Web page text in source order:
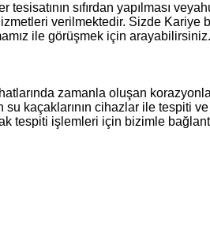
sıfırdan yapılması
verilmektedir. Sizde Kariye
ile görüşmek için arayabilirsiniz.
zamanla oluşan
kaçaklarının cihazlar ile tespiti
tespiti işlemleri için bizimle